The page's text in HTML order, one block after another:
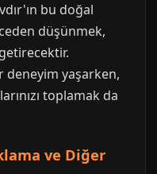
bu doğal
düşünmek,
deneyim yaşarken,
toplamak da
ve Diğer